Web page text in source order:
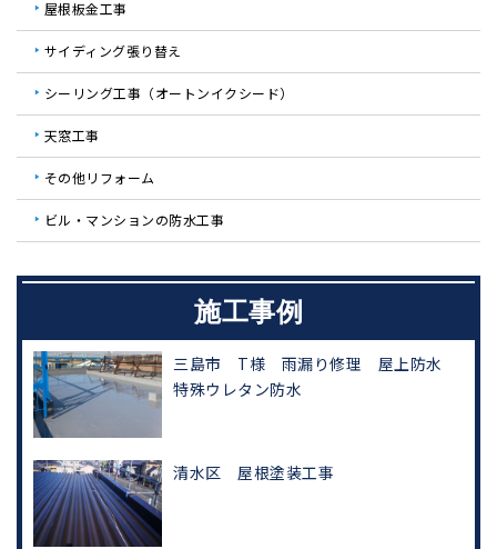
屋根板金工事
サイディング張り替え
シーリング工事（オートンイクシード）
天窓工事
その他リフォーム
ビル・マンションの防水工事
施工事例
三島市 T様 雨漏り修理 屋上防水
特殊ウレタン防水
清水区 屋根塗装工事